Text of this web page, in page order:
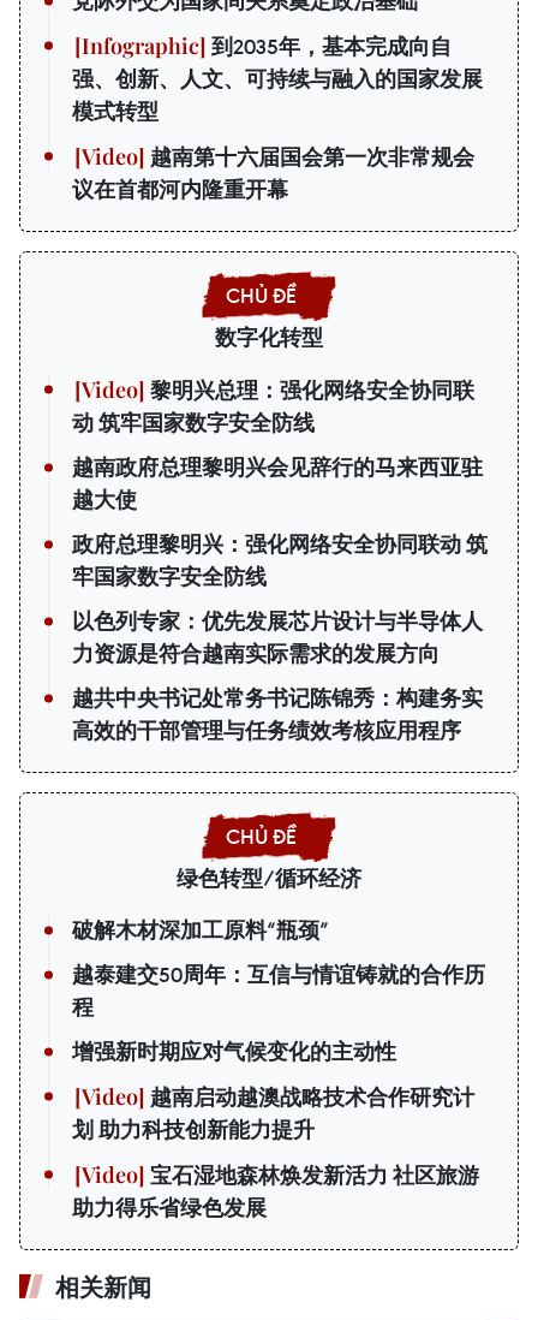
到2035年，基本完成向自
强、创新、人文、可持续与融入的国家发展
模式转型
越南第十六届国会第一次非常规会
议在首都河内隆重开幕
数字化转型
黎明兴总理：强化网络安全协同联
动 筑牢国家数字安全防线
越南政府总理黎明兴会见辞行的马来西亚驻
越大使
政府总理黎明兴：强化网络安全协同联动 筑
牢国家数字安全防线
以色列专家：优先发展芯片设计与半导体人
力资源是符合越南实际需求的发展方向
越共中央书记处常务书记陈锦秀：构建务实
高效的干部管理与任务绩效考核应用程序
绿色转型/循环经济
破解木材深加工原料“瓶颈”
越泰建交50周年：互信与情谊铸就的合作历
程
增强新时期应对气候变化的主动性
越南启动越澳战略技术合作研究计
划 助力科技创新能力提升
宝石湿地森林焕发新活力 社区旅游
助力得乐省绿色发展
相关新闻